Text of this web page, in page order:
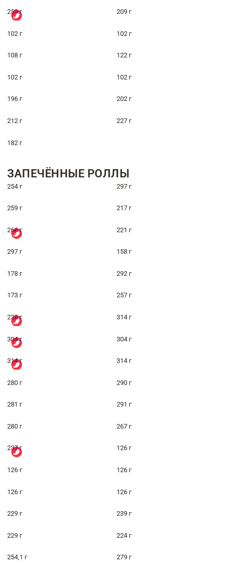
259 г 209 г
102 г 102 г
108 г 122 г
102 г 102 г
196 г 202 г
212 г 227 г
182 г
ЗАПЕЧЁННЫЕ РОЛЛЫ
254 г 297 г
259 г 217 г
266 г 221 г
297 г 158 г
178 г 292 г
173 г 257 г
238 г 314 г
304 г 304 г
314 г 314 г
280 г 290 г
281 г 291 г
280 г 267 г
237 г 126 г
126 г 126 г
126 г 126 г
229 г 239 г
229 г 224 г
254,1 г 279 г